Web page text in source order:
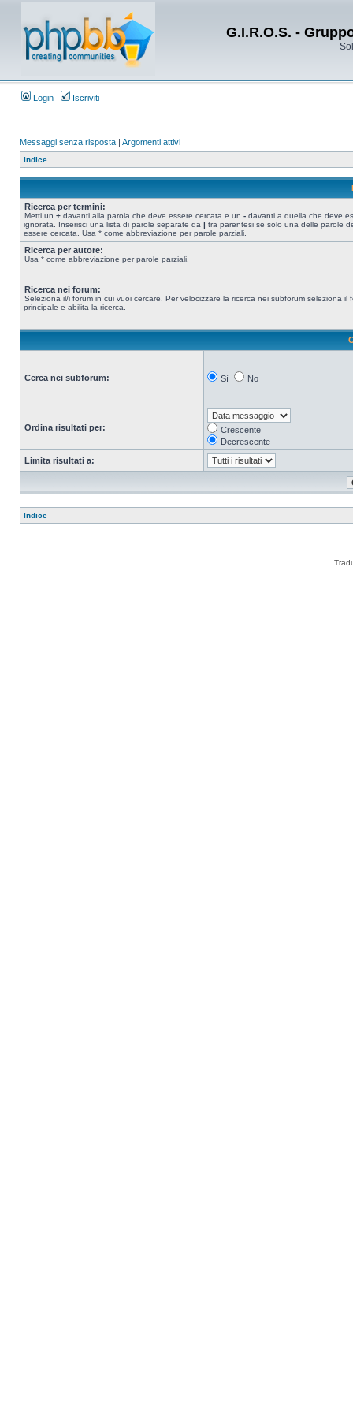
G.I.R.O.S. -
Login Iscriviti
Messaggi senza risposta | Argomenti attivi
Indice
Ricerca per termini:
Metti un + davanti alla parola che deve essere cercata e un - davanti a quella che deve
ignorata. Inserisci una lista di parole separate da | tra parentesi se solo una delle parole
essere cercata. Usa * come abbreviazione per parole parziali.
Ricerca per autore:
Usa * come abbreviazione per parole parziali.
Ricerca nei forum:
Seleziona il/i forum in cui vuoi cercare. Per velocizzare la ricerca nei subforum seleziona il
principale e abilita la ricerca.
Cerca nei subforum: Sì No
Ordina risultati per:
Crescente
Decrescente
Limita risultati a:
Indice